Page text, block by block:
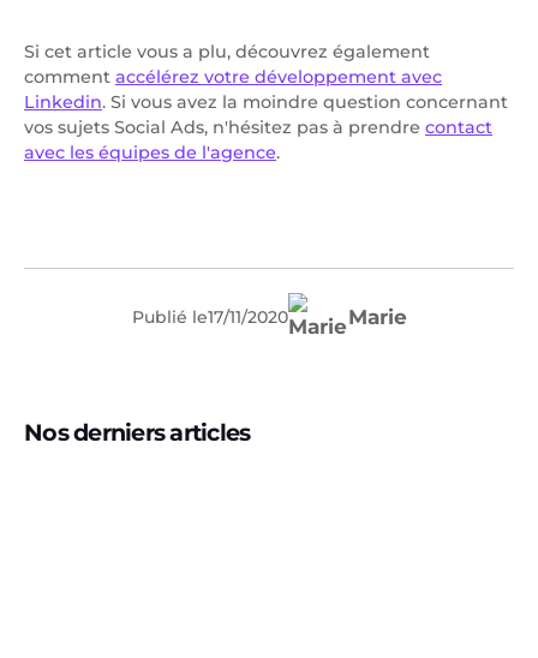
Si cet article vous a plu, découvrez également
comment accélérez votre développement avec
Linkedin. Si vous avez la moindre question concernant
vos sujets Social Ads, n'hésitez pas à prendre contact
avec les équipes de l'agence.
Publié le17/11/2020 Marie
Nos derniers articles